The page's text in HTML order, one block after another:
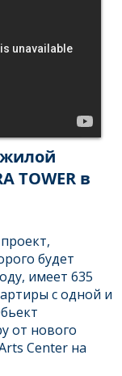
TOWER в
будет
имеет 635
с одной и
от нового
Center на